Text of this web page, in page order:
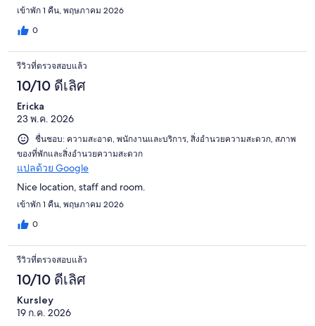
เข้าพัก 1 คืน, พฤษภาคม 2026
0
รีวิวที่ตรวจสอบแล้ว
10/10 ดีเลิศ
Ericka
23 พ.ค. 2026
ชื่นชอบ: ความสะอาด, พนักงานและบริการ, สิ่งอำนวยความสะดวก, สภาพ
ของที่พักและสิ่งอำนวยความสะดวก
แปลด้วย Google
Nice location, staff and room.
เข้าพัก 1 คืน, พฤษภาคม 2026
0
รีวิวที่ตรวจสอบแล้ว
10/10 ดีเลิศ
Kursley
19 ก.ค. 2026